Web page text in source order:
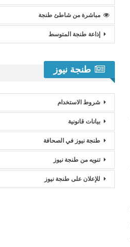
مباشرة من شاطئ طنجة
إذاعة طنجة المتوسط
طنجة نيوز
شروط الاستخدام
بيانات قانونية
طنجة نيوز في الصحافة
تنويه من طنجة نيوز
للإعلان على طنجة نيوز